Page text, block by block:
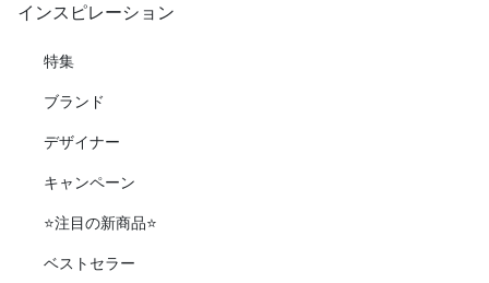
インスピレーション
特集
ブランド
デザイナー
キャンペーン
⭐️注目の新商品⭐️
ベストセラー